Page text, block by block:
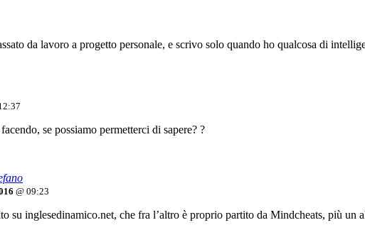
da lavoro a progetto personale, e scrivo solo quando ho qualcosa di
se possiamo permetterci di sapere? ?
@ 09:23
su inglesedinamico.net, che fra l’altro è proprio partito da Mindcheats, più un